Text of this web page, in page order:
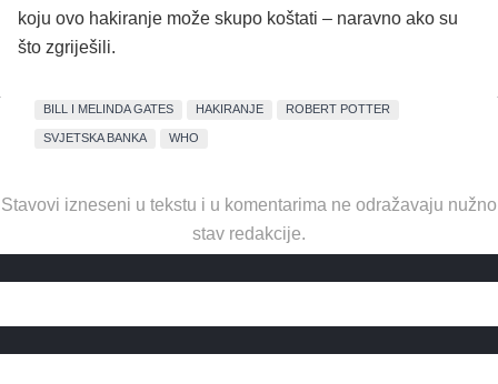
koju ovo hakiranje može skupo koštati – naravno ako su
što zgriješili.
BILL I MELINDA GATES HAKIRANJE ROBERT POTTER
SVJETSKA BANKA WHO
Stavovi izneseni u tekstu i u komentarima ne odražavaju nužno
stav redakcije.